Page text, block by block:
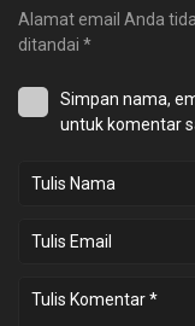
Alamat email Anda
ditandai *
Simpan nama,
untuk komentar